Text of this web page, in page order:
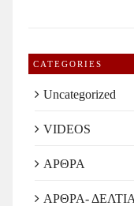
CATEGORIES
Uncategorized
VIDEOS
ΑΡΘΡΑ
ΑΡΘΡΑ-